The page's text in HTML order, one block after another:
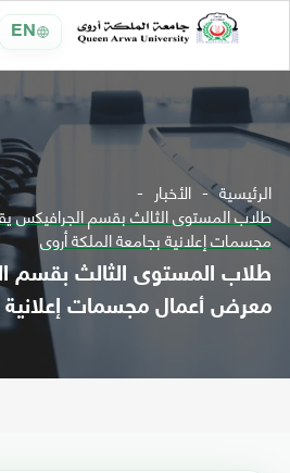
EN
الرئيسية الأخبار
طلاب المستوى الثالث بقسم الجرافيكس
مجسمات إعلانية بجامعة الملكة أروى
طلاب المستوى الثالث بقسم
معرض أعمال مجسمات إعلانية